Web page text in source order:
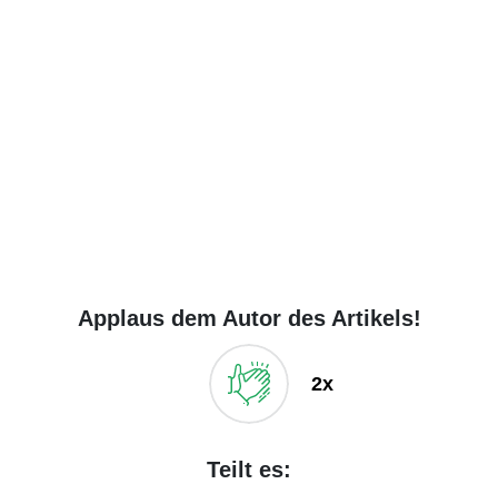
Applaus dem Autor des Artikels!
2x
Teilt es: